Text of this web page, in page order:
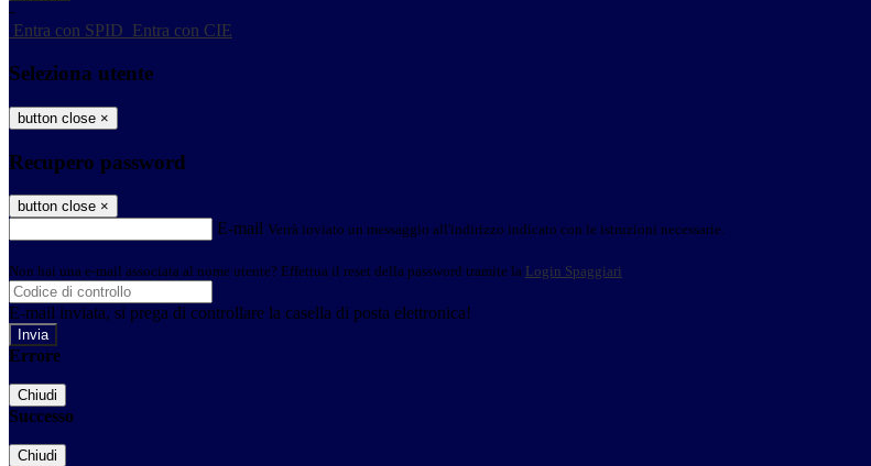
-
Entra con SPID Entra con CIE
Seleziona utente
button close ×
Recupero password
button close ×
E-mail Verrà inviato un messaggio all'indirizzo indicato con le istruzioni necessarie.
Non hai una e-mail associata al nome utente? Effettua il reset della password tramite la Login Spaggiari
E-mail inviata, si prega di controllare la casella di posta elettronica!
Errore
Chiudi
Successo
Chiudi